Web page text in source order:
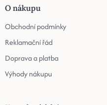
O nákupu
Obchodní podmínky
Reklamační řád
Doprava a platba
Výhody nákupu